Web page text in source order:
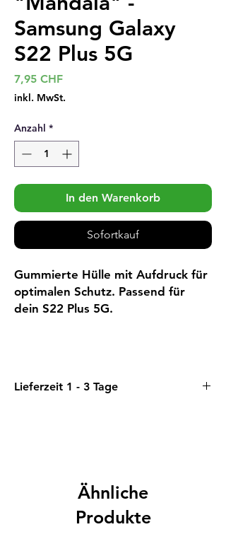
Samsung Galaxy
S22 Plus 5G
7,95 CHFPreis
inkl. MwSt.
Anzahl *
In den Warenkorb
Sofortkauf
Gummierte Hülle mit Aufdruck für
optimalen Schutz. Passend für
dein S22 Plus 5G.
Lieferzeit 1 - 3 Tage
Ähnliche
Produkte